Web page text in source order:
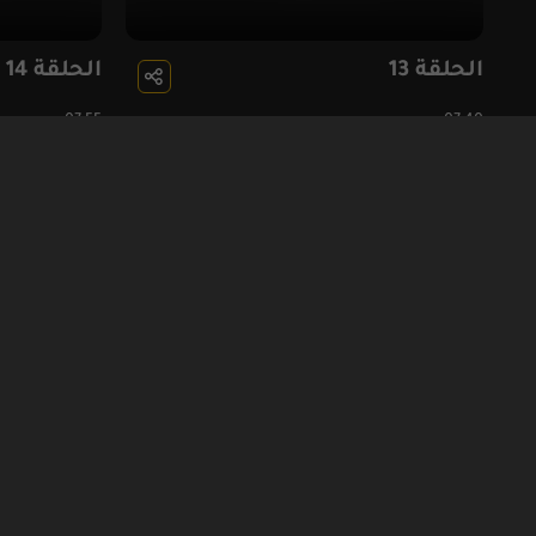
الحلقة 13
07:40
الحلقة 14
07:55